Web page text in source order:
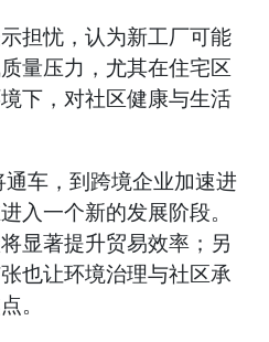
担忧，认为新工厂可能
量压力，尤其在住宅区
下，对社区健康与生活
通车，到跨境企业加速进
入一个新的发展阶段。
显著提升贸易效率；另
也让环境治理与社区承
。